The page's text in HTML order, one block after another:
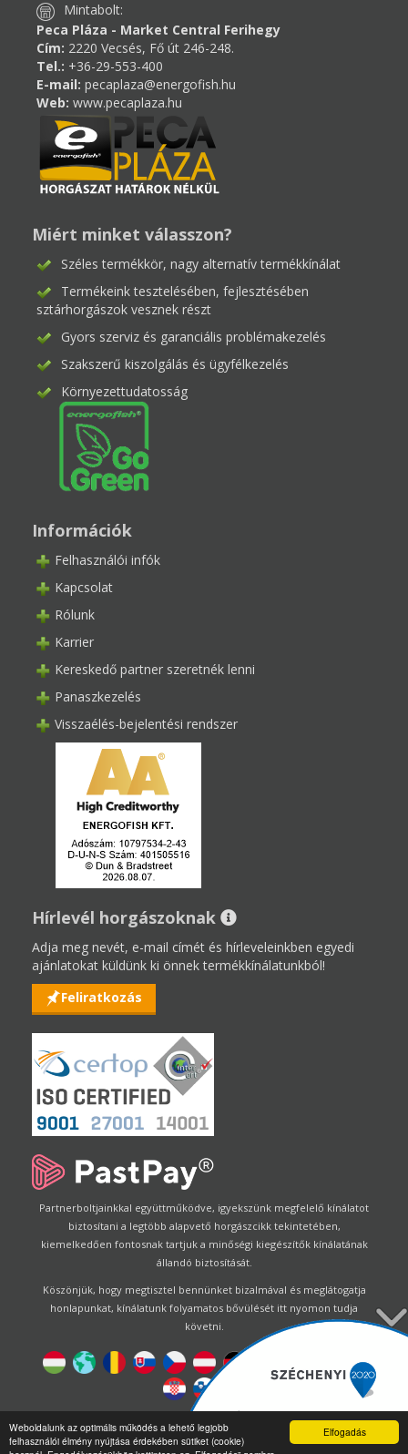
Elfogadás
Weboldalunk az optimális működés a lehető legjobb
felhasználói élmény nyújtása érdekében sütiket (cookie)
Mintabolt:
Peca Pláza - Market Central Ferihegy
Cím: 2220 Vecsés, Fő út 246-248.
Tel.: +36-29-553-400
E-mail: pecaplaza@energofish.hu
Web: www.pecaplaza.hu
Miért minket válasszon?
Széles termékkör, nagy alternatív termékkínálat
Termékeink tesztelésében, fejlesztésében
sztárhorgászok vesznek részt
Gyors szerviz és garanciális problémakezelés
Szakszerű kiszolgálás és ügyfélkezelés
Környezettudatosság
Információk
Felhasználói infók
Kapcsolat
Rólunk
Karrier
Kereskedő partner szeretnék lenni
Panaszkezelés
Visszaélés-bejelentési rendszer
Hírlevél horgászoknak
Adja meg nevét, e-mail címét és hírleveleinkben egyedi
ajánlatokat küldünk ki önnek termékkínálatunkból!
Feliratkozás
Partnerboltjainkkal együttműködve, igyekszünk megfelelő kínálatot
biztosítani a legtöbb alapvető horgászcikk tekintetében,
kiemelkedően fontosnak tartjuk a minőségi kiegészítők kínálatának
állandó biztosítását.
Köszönjük, hogy megtisztel bennünket bizalmával és meglátogatja
honlapunkat, kínálatunk folyamatos bővülését itt nyomon tudja
követni.
Designed by Energofish Kft
Oldalmotor:CWBbyGloobus Software Developement|